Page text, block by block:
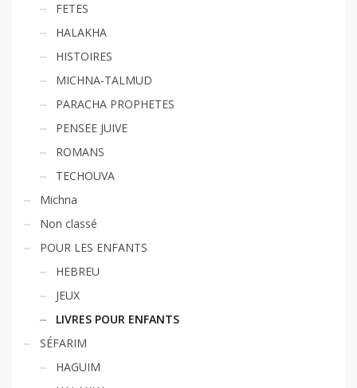
FETES
HALAKHA
HISTOIRES
MICHNA-TALMUD
PARACHA PROPHETES
PENSEE JUIVE
ROMANS
TECHOUVA
Michna
Non classé
POUR LES ENFANTS
HEBREU
JEUX
LIVRES POUR ENFANTS
SÉFARIM
HAGUIM